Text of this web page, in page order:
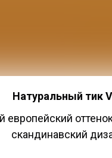
Натуральный тик
европейский
скандинавский